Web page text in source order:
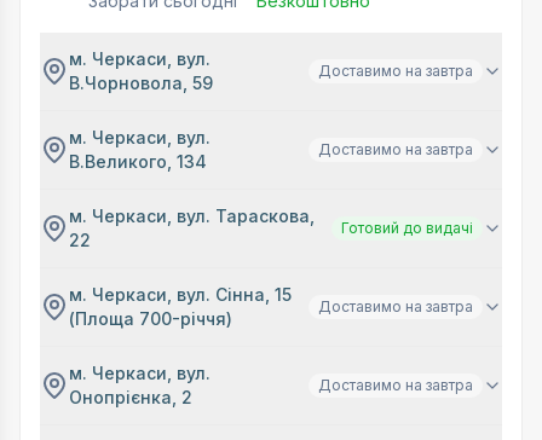
м. Черкаси, вул.
В.Чорновола, 59
Доставимо на завтра
м. Черкаси, вул.
В.Великого, 134
Доставимо на завтра
м. Черкаси, вул. Тараскова,
22
Готовий до видачі
м. Черкаси, вул. Сінна, 15
(Площа 700-річчя)
Доставимо на завтра
м. Черкаси, вул.
Онопрієнка, 2
Доставимо на завтра